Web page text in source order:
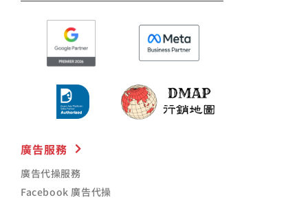
廣告服務
廣告代操服務
Facebook 廣告代操